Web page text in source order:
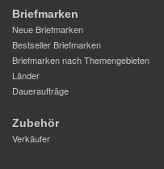
Briefmarken
Neue Briefmarken
Bestseller Briefmarken
Briefmarken nach Themengebieten
Länder
Daueraufträge
Zubehör
Verkäufer